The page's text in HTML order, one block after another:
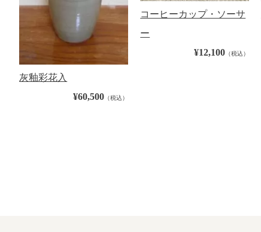
灰釉彩花入
¥60,500（税込）
コーヒーカップ・ソーサ
ー
¥12,100（税込）